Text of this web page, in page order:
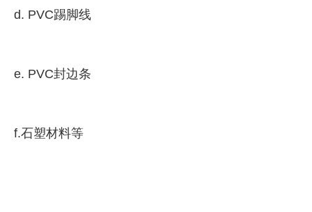
d. PVC踢脚线
e. PVC封边条
f.石塑材料等